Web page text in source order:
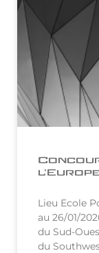
Lieu Ecole
au 26/01/
du Sud-
du